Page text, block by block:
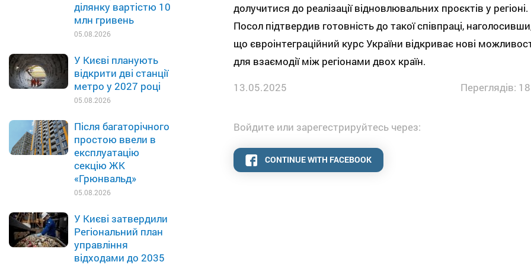
ділянку вартістю 10
млн гривень
05.08.2026
У Києві планують
відкрити дві станції
метро у 2027 році
05.08.2026
Після багаторічного
простою ввели в
експлуатацію
секцію ЖК
«Грюнвальд»
05.08.2026
У Києві затвердили
Регіональний план
управління
відходами до 2035
долучитися до реалізації відновлювальних проєктів у регіоні.
Посол підтвердив готовність до такої співпраці,
що євроінтеграційний курс України відкриває нові
для взаємодії між регіонами двох країн.
13.05.2025
Переглядів:
Войдите или зарегестрируйтесь через:
CONTINUE WITH FACEBOOK